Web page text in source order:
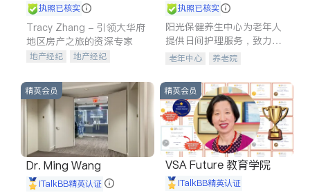
执照已核实
Tracy Zhang - 引领大华府
地区房产之旅的资深专家
地产经纪
地产经纪
商铺租售
开发商建商
执照已核实
阳光保健养生中心为老年人
提供日间护理服务，致力于
通过持续的护理创新来有效
老年中心 养老院
精英会员
Dr. Ming Wang
iTalkBB精英认证
精英会员
VSA Future 教育学院
iTalkBB精英认证